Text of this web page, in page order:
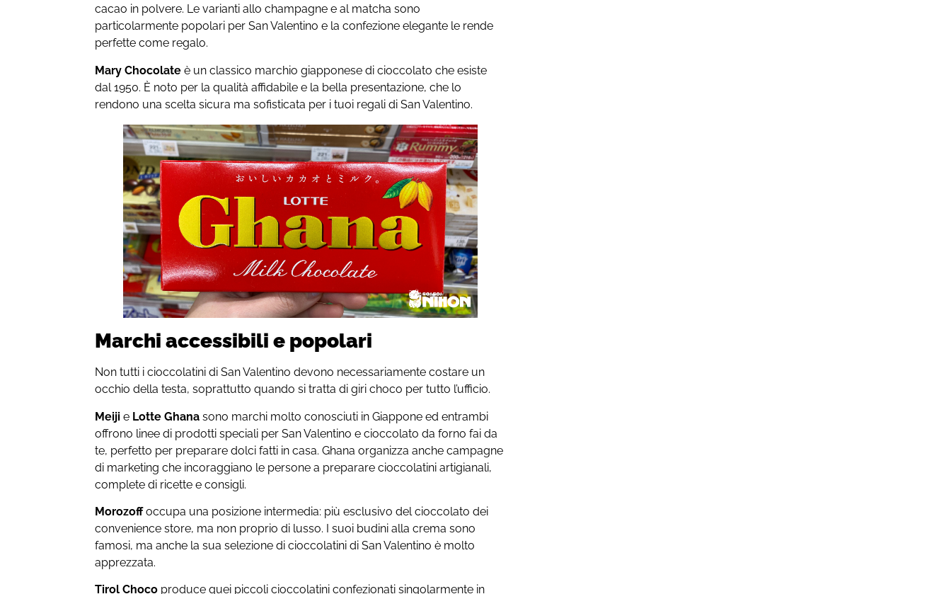
cacao in polvere. Le varianti allo champagne e al matcha sono
particolarmente popolari per San Valentino e la confezione elegante le rende
perfette come regalo.
Mary Chocolateè un classico marchio giapponese di cioccolato che esiste
dal 1950. È noto per la qualità affidabile e la bella presentazione, che lo
rendono una scelta sicura ma sofisticata per i tuoi regali di San Valentino.
Marchi accessibili e popolari
Non tutti i cioccolatini di San Valentino devono necessariamente costare un
occhio della testa, soprattutto quando si tratta di giri choco per tutto l’ufficio.
Meijie Lotte Ghanasono marchi molto conosciuti in Giappone ed entrambi
offrono linee di prodotti speciali per San Valentino e cioccolato da forno fai da
te, perfetto per preparare dolci fatti in casa. Ghana organizza anche campagne
di marketing che incoraggiano le persone a preparare cioccolatini artigianali,
complete di ricette e consigli.
Morozoffoccupa una posizione intermedia: più esclusivo del cioccolato dei
convenience store, ma non proprio di lusso. I suoi budini alla crema sono
famosi, ma anche la sua selezione di cioccolatini di San Valentino è molto
apprezzata.
Tirol Choco produce quei piccoli cioccolatini confezionati singolarmente in